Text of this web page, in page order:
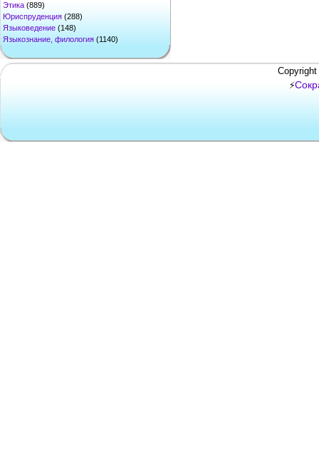
Этика (889)
Юриспруденция (288)
Языковедение (148)
Языкознание, филология (1140)
⚡